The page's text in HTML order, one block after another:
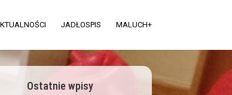
JADŁOSPIS MALUCH+
Ostatnie wpisy